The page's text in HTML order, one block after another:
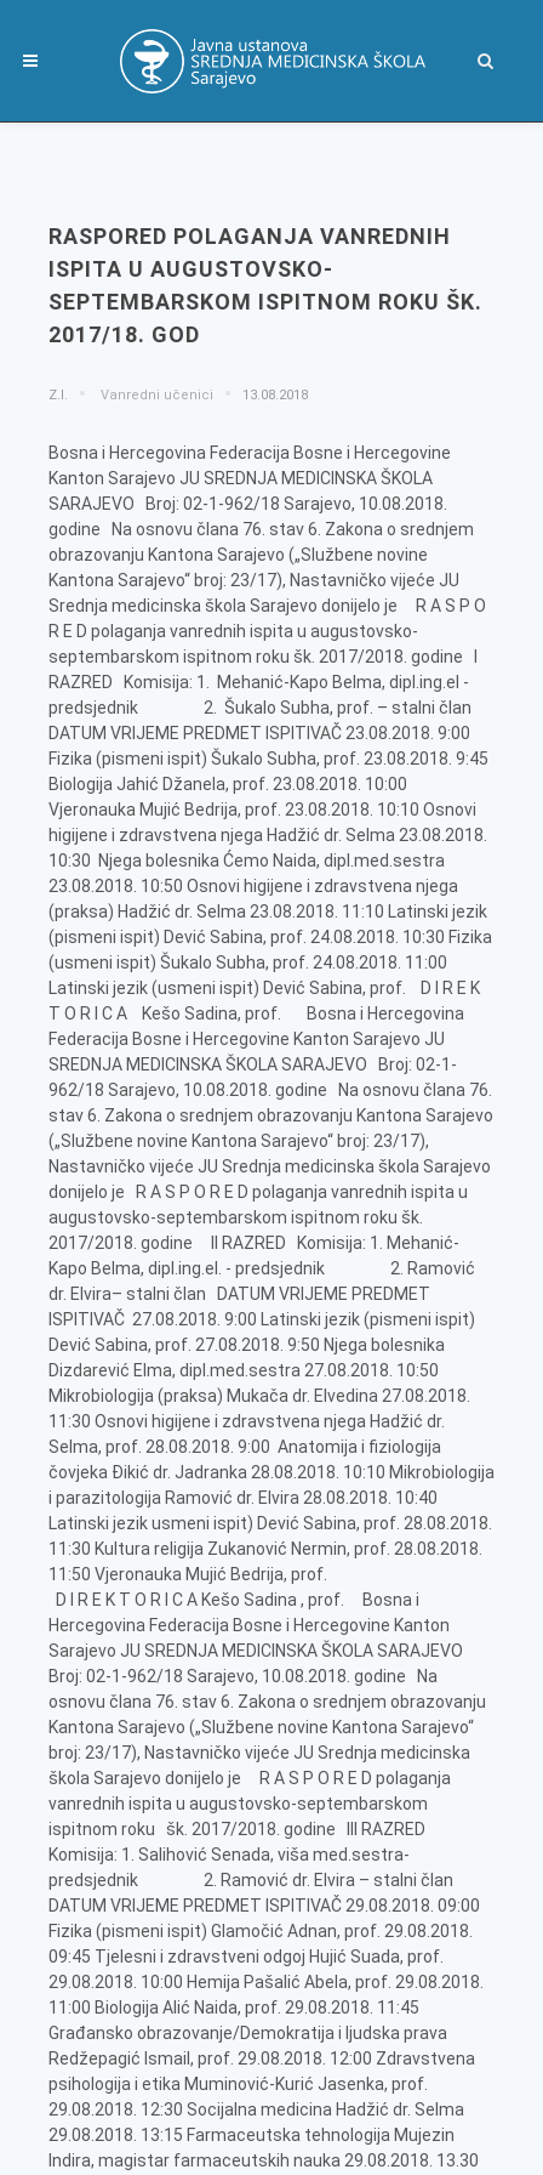
RASPORED POLAGANJA VANREDNIH
ISPITA U AUGUSTOVSKO-
SEPTEMBARSKOM ISPITNOM ROKU ŠK.
2017/18. GOD
Z.I. Vanredni učenici 13.08.2018
Bosna i Hercegovina Federacija Bosne i Hercegovine
Kanton Sarajevo JU SREDNJA MEDICINSKA ŠKOLA
SARAJEVO Broj: 02-1-962/18 Sarajevo, 10.08.2018.
godine Na osnovu člana 76. stav 6. Zakona o srednjem
obrazovanju Kantona Sarajevo („Službene novine
Kantona Sarajevo“ broj: 23/17), Nastavničko vijeće JU
Srednja medicinska škola Sarajevo donijelo je R A S P O
R E D polaganja vanrednih ispita u augustovsko-
septembarskom ispitnom roku šk. 2017/2018. godine I
RAZRED Komisija: 1. Mehanić-Kapo Belma, dipl.ing.el -
predsjednik 2. Šukalo Subha, prof. – stalni član
DATUM VRIJEME PREDMET ISPITIVAČ 23.08.2018. 9:00
Fizika (pismeni ispit) Šukalo Subha, prof. 23.08.2018. 9:45
Biologija Jahić Džanela, prof. 23.08.2018. 10:00
Vjeronauka Mujić Bedrija, prof. 23.08.2018. 10:10 Osnovi
higijene i zdravstvena njega Hadžić dr. Selma 23.08.2018.
10:30 Njega bolesnika Ćemo Naida, dipl.med.sestra
23.08.2018. 10:50 Osnovi higijene i zdravstvena njega
(praksa) Hadžić dr. Selma 23.08.2018. 11:10 Latinski jezik
(pismeni ispit) Dević Sabina, prof. 24.08.2018. 10:30 Fizika
(usmeni ispit) Šukalo Subha, prof. 24.08.2018. 11:00
Latinski jezik (usmeni ispit) Dević Sabina, prof. D I R E K
T O R I C A Kešo Sadina, prof. Bosna i Hercegovina
Federacija Bosne i Hercegovine Kanton Sarajevo JU
SREDNJA MEDICINSKA ŠKOLA SARAJEVO Broj: 02-1-
962/18 Sarajevo, 10.08.2018. godine Na osnovu člana 76.
stav 6. Zakona o srednjem obrazovanju Kantona Sarajevo
(„Službene novine Kantona Sarajevo“ broj: 23/17),
Nastavničko vijeće JU Srednja medicinska škola Sarajevo
donijelo je R A S P O R E D polaganja vanrednih ispita u
augustovsko-septembarskom ispitnom roku šk.
2017/2018. godine II RAZRED Komisija: 1. Mehanić-
Kapo Belma, dipl.ing.el. - predsjednik 2. Ramović
dr. Elvira– stalni član DATUM VRIJEME PREDMET
ISPITIVAČ 27.08.2018. 9:00 Latinski jezik (pismeni ispit)
Dević Sabina, prof. 27.08.2018. 9:50 Njega bolesnika
Dizdarević Elma, dipl.med.sestra 27.08.2018. 10:50
Mikrobiologija (praksa) Mukača dr. Elvedina 27.08.2018.
11:30 Osnovi higijene i zdravstvena njega Hadžić dr.
Selma, prof. 28.08.2018. 9:00 Anatomija i fiziologija
čovjeka Đikić dr. Jadranka 28.08.2018. 10:10 Mikrobiologija
i parazitologija Ramović dr. Elvira 28.08.2018. 10:40
Latinski jezik usmeni ispit) Dević Sabina, prof. 28.08.2018.
11:30 Kultura religija Zukanović Nermin, prof. 28.08.2018.
11:50 Vjeronauka Mujić Bedrija, prof.
D I R E K T O R I C A Kešo Sadina , prof. Bosna i Hercegovina Federacija Bosne i Hercegovine Kanton Sarajevo JU SREDNJA MEDICINSKA ŠKOLA SARAJEVO Broj: 02-1-962/18 Sarajevo, 10.08.2018. godine Na osnovu člana 76. stav 6. Zakona o srednjem obrazovanju Kantona Sarajevo („Službene novine Kantona Sarajevo“ broj: 23/17), Nastavničko vijeće JU Srednja medicinska škola Sarajevo donijelo je R A S P O R E D polaganja vanrednih ispita u augustovsko-septembarskom ispitnom roku šk. 2017/2018. godine III RAZRED Komisija: 1. Salihović Senada, viša med.sestra- predsjednik 2. Ramović dr. Elvira – stalni član DATUM VRIJEME PREDMET ISPITIVAČ 29.08.2018. 09:00 Fizika (pismeni ispit) Glamočić Adnan, prof. 29.08.2018. 09:45 Tjelesni i zdravstveni odgoj Hujić Suada, prof. 29.08.2018. 10:00 Hemija Pašalić Abela, prof. 29.08.2018. 11:00 Biologija Alić Naida, prof. 29.08.2018. 11:45 Građansko obrazovanje/Demokratija i ljudska prava Redžepagić Ismail, prof. 29.08.2018. 12:00 Zdravstvena psihologija i etika Muminović-Kurić Jasenka, prof. 29.08.2018. 12:30 Socijalna medicina Hadžić dr. Selma 29.08.2018. 13:15 Farmaceutska tehnologija Mujezin Indira, magistar farmaceutskih nauka 29.08.2018. 13.30 Klinička biohemija Kržalić dr. Fadila 30.08.2018. 09:00 Engleski jezik (pismeni ispit) Čengić Erna, prof. 30.08.2018. 09:45 Fizika (usmeni ispit) Glamočić Adnan, prof. 30.08.2018. 10:15 Hirurgija - praksa Salihović Senada, viša med.sestra 30.08.2018. 10:15 Interne bolesti - praksa Beganović Mediha, dipl.med.sestra 30.08.2018. 11:15 Patologija Smajlović dr. Sabina 30.08.2018. 12:00 Interne bolesti Smajlović dr. Sabina 30.08.2018. 12:35 Hirurgija Smajlović dr. Sabina 30.08.2018. 13:05 Farmaceutska hemija mr.ph. Jažić Amela 30.08.2018. 13:25 Kozmetologija mr.ph. Jažić Amela 31.08.2018. 09:00 Engleski jezik (usmeni ispit) Čengić Erna, prof. 31.08.2018. 09:15 Bromatologija Zukanović Ilvana, dipl.ing poljoprivrede 31.08.2018. 10:00 Bromatologija - praksa Zukanović Ilvana, dipl.ing poljoprivrede 31.08.2018. 10:20 Analitička hemija Omerčić Sabina,dipl ing. 31.08.2018. 10:35 Analitička hemija - praksa Omerčić Sabina,dipl ing 31.08.2018. 10:50 Vjeronauka Išerić Amira, prof. 31.08.2018. 11:05 Statistika Brulić-Šipilović Vildana, prof. 31.08.2018. 11:20 Mikrobiologija- praksa Kekić dr. Alen 31.08.2018. 11:45 Zarazne bolesti Ramović dr. Elvira 31.08.2018. 12:10 Farmakologija Ramović dr. Elvira 31.08.2018. 12:45 Sanitarna tehnika Ramović dr. Elvira 31.08.2018. 13:00 Klinička biohemija - praksa Spahić Ilda, dipl.ing.med.lbdg. D I R E K T O R I C A Kešo Sadina, prof. Bosna i Hercegovina Federacija Bosne i Hercegovine Kanton Sarajevo JU SREDNJA MEDICINSKA ŠKOLA SARAJEVO Broj: 02-1-962/18 Sarajevo, 10.08.2018. godine Na osnovu člana 76. stav 6. Zakona o srednjem obrazovanju Kantona Sarajevo („Službene novine Kantona Sarajevo“ broj: 23/17), Nastavničko vijeće JU Srednja medicinska škola Sarajevo donijelo je R A S P O R E D polaganja vanrednih ispita u augustovsko-septembarskom ispitnom roku šk. 2017/2018. godine IV RAZRED Komisija: 1. Jovanović – Halilović Mirjana, prof. - predsjednik 2. Šukalo Subha, prof. – stalni član DATUM VRIJEME PREDMET ISPITIVAČ 04.09.2018. 11:00 Fizika (pismeni ispit) Šukalo Subha, prof. 04.09.2018. 12:00 Biologija Lukić Dejana, prof. 04.09.2018. 13:00 Zdravstvena psihologija i etika Jovanović-Halilović Mirjana, prof. 04.09.2018. 14:00 Tjelesni i zdravstveni odgoj Hajdarević Kemo, prof. 04.09.2018. 14:10 Farmakologija Ramović dr. Elvira 04.09.2018. 14:20 Sociologija Selmanović Nedžajet, prof. 04.09.2018. 14:50 Kultura religija Ušanović Sehija, prof. 04.09.2018. 15:00 Farmaceutska tehnologija mr.ph. Jažić Amela 04.09.2018. 15:10 Farmceutska tehnologija - praksa mr.ph. Jažić Amela 04.09.2018. 15:20 Industrijska tehnologija mr.ph. Jažić Amela 05.09.2018. 11:00 Fizika (usmeni ispit) Šukalo Subha, mprof. 05.09.2018. 11:30 Hemija Pašalić Abela, prof. 05.09.2018. 12:10 Hematologija - praksa 05.09.2018. 12:30 Klinička biohemija - praksa 05.09.2018. 12:50 Histološka tehnika Smajlović dr. Sabina 05.09.2018. 13:00 Histološka tehnika - praksa Smajlović dr. Sabina 05.09.2018. 13:10 Mikrobiologija - praksa Kadrić dr. Azra 05.09.2018. 13:20 Hematologija Kadrić dr. Azra 05.09.2018. 13:40 Klinička biohemija Smajlović dr. Sabina 05.09.2018. 14:00 Interne bolesti - praksa Beganović Mediha, dipl.med.sestra 05.09.2018. 14:00 Pedijatrija - praksa Pleho Ja